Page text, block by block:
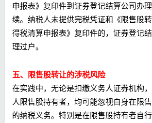
申报表》复印件到证券登记结算公司办
续。纳税人未提供完税凭证和《限售股
得税清算申报表》复印件的，证券登记
理过户。
五、限售股转让的涉税风险
在实践中，无论是扣缴义务人证券机构
人限售股持有者，均可能忽视自身在限
的纳税义务。特别是在限售股持有者自